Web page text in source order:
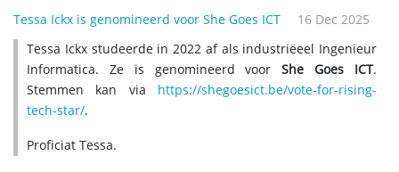
Tessa Ickx is genomineerd voor She Goes ICT
16 Dec 2025
Tessa Ickx studeerde in 2022 af als industriëeel Ingenieur
Informatica. Ze is genomineerd voorShe Goes ICT.
Stemmen kan via
https://shegoesict.be/vote-for-rising-
tech-star/.
Proficiat Tessa.